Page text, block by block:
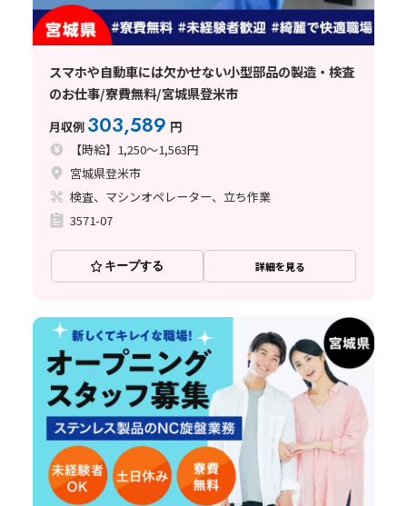
スマホや自動車には欠かせない小型部品の製造・検査
のお仕事/寮費無料/宮城県登米市
月収例 303,589 円
【時給】1,250～1,563円
宮城県登米市
検査、マシンオペレーター、立ち作業
3571-07
キープする 詳細を見る